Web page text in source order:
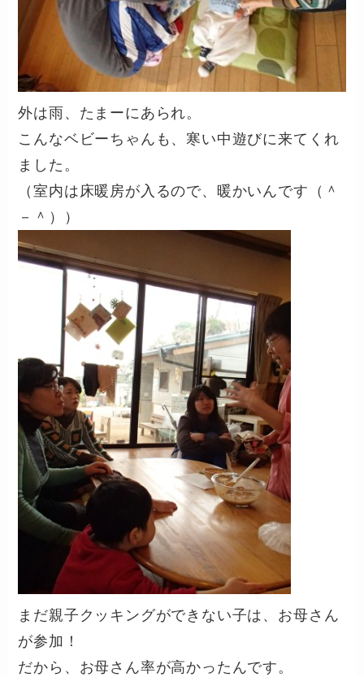
外は雨、たまーにあられ。
こんなベビーちゃんも、寒い中遊びに来てくれ
ました。
（室内は床暖房が入るので、暖かいんです（＾
－＾））
まだ親子クッキングができない子は、お母さん
が参加！
だから、お母さん率が高かったんです。